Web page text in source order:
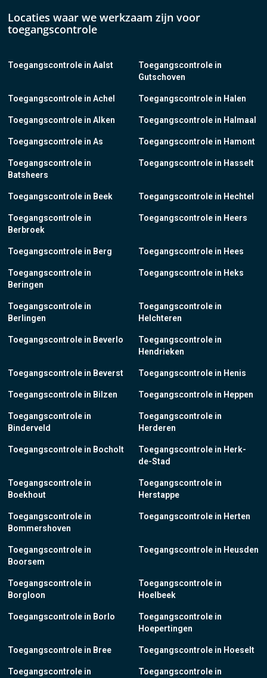
Locaties waar we werkzaam zijn voor
toegangscontrole
Toegangscontrole in Aalst
Toegangscontrole in Achel
Toegangscontrole in Alken
Toegangscontrole in As
Toegangscontrole in
Batsheers
Toegangscontrole in Beek
Toegangscontrole in
Berbroek
Toegangscontrole in Berg
Toegangscontrole in
Beringen
Toegangscontrole in
Berlingen
Toegangscontrole in Beverlo
Toegangscontrole in Beverst
Toegangscontrole in Bilzen
Toegangscontrole in
Binderveld
Toegangscontrole in Bocholt
Toegangscontrole in
Boekhout
Toegangscontrole in
Bommershoven
Toegangscontrole in
Boorsem
Toegangscontrole in
Borgloon
Toegangscontrole in Borlo
Toegangscontrole in Bree
Toegangscontrole in
Toegangscontrole in
Gutschoven
Toegangscontrole in Halen
Toegangscontrole in Halmaal
Toegangscontrole in Hamont
Toegangscontrole in Hasselt
Toegangscontrole in Hechtel
Toegangscontrole in Heers
Toegangscontrole in Hees
Toegangscontrole in Heks
Toegangscontrole in
Helchteren
Toegangscontrole in
Hendrieken
Toegangscontrole in Henis
Toegangscontrole in Heppen
Toegangscontrole in
Herderen
Toegangscontrole in Herk-
de-Stad
Toegangscontrole in
Herstappe
Toegangscontrole in Herten
Toegangscontrole in Heusden
Toegangscontrole in
Hoelbeek
Toegangscontrole in
Hoepertingen
Toegangscontrole in Hoeselt
Toegangscontrole in